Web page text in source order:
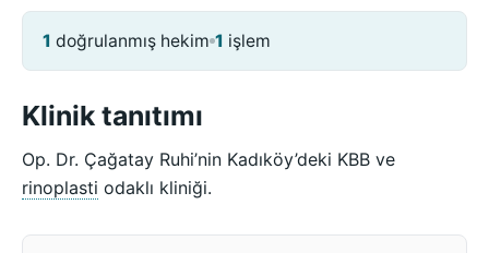
1 doğrulanmış hekim 1 işlem
Klinik tanıtımı
Op. Dr. Çağatay Ruhi’nin Kadıköy’deki KBB ve
rinoplasti odaklı kliniği.